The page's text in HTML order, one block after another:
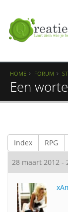
HOME FORUM
Een
Index RPG
28 maart 2012 -